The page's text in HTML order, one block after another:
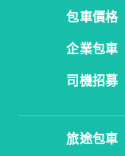
包車價格
企業包車
司機招募
旅途包車